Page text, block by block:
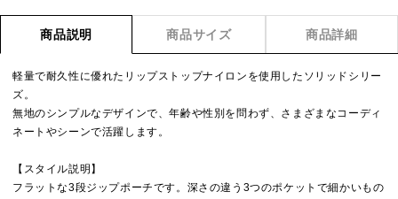
商品説明 商品サイズ 商品詳細
軽量で耐久性に優れたリップストップナイロンを使用したソリッドシリー
ズ。
無地のシンプルなデザインで、年齢や性別を問わず、さまざまなコーディ
ネートやシーンで活躍します。
【スタイル説明】
フラットな3段ジップポーチです。深さの違う3つのポケットで細かいもの